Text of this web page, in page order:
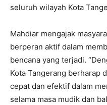
seluruh wilayah Kota
Mahdiar mengajak
berperan aktif dalam
bencana yang terjadi.
Kota Tangerang berharap
cepat dan efektif dalam
selama masa mudik dan